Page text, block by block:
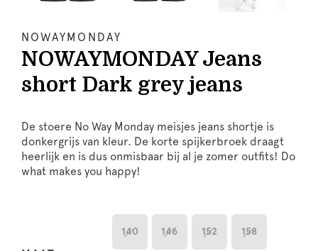
NOWAYMONDAY
NOWAYMONDAY Jeans
short Dark grey jeans
De stoere No Way Monday meisjes jeans shortje is
donkergrijs van kleur. De korte spijkerbroek draagt
heerlijk en is dus onmisbaar bij al je zomer outfits! Do
what makes you happy!
140 146 152 158